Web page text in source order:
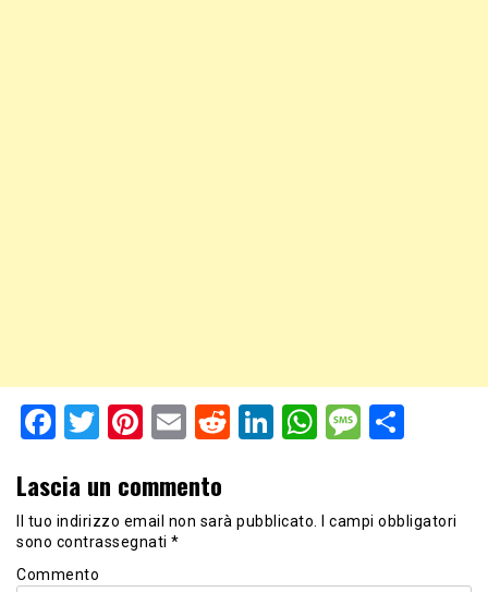
Facebook
Twitter
Pinterest
EmailRedditLinkedIn
WhatsApp
Lascia un commento
Il tuo indirizzo email non sarà pubblicato.
I campi obbligatori
sono contrassegnati *
Commento